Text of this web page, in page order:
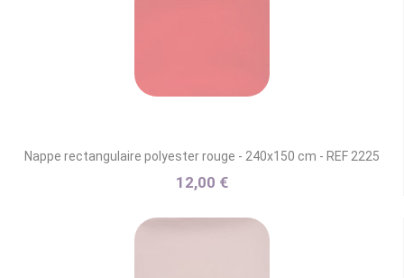
Nappe rectangulaire polyester rouge - 240x150 cm - REF 2225
12,00 €